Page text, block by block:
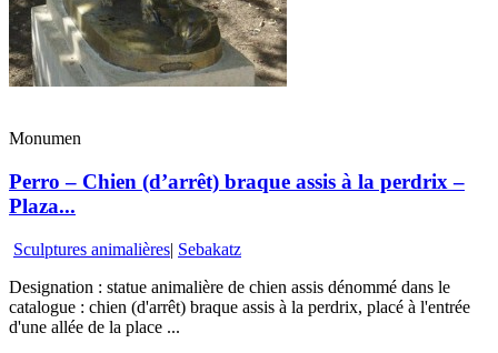
Monumen
Perro – Chien (d’arrêt) braque assis à la perdrix –
Plaza...
Sculptures animalières| Sebakatz
Designation : statue animalière de chien assis dénommé dans le
catalogue : chien (d'arrêt) braque assis à la perdrix, placé à l'entrée
d'une allée de la place ...